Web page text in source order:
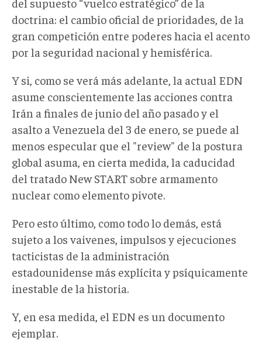
doctrina: el cambio oficial de prioridades, de la
gran competición entre poderes hacia el acento
por la seguridad nacional y hemisférica.
Y si, como se verá más adelante, la actual EDN
asume conscientemente las acciones contra
Irán a finales de junio del año pasado y el
asalto a Venezuela del 3 de enero, se puede al
menos especular que el "review" de la postura
global asuma, en cierta medida, la caducidad
del tratado New START sobre armamento
nuclear como elemento pivote.
Pero esto último, como todo lo demás, está
sujeto a los vaivenes, impulsos y ejecuciones
tacticistas de la administración
estadounidense más explícita y psíquicamente
inestable de la historia.
Y, en esa medida, el EDN es un documento
ejemplar.